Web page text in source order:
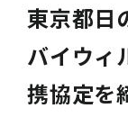
東京都日
バイウィ
携協定を